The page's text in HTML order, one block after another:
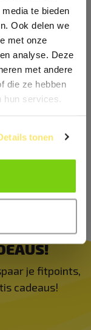
te bieden
Ook delen we
met onze
analyse. Deze
met andere
die ze hebben
services.
tonen
je fitpoints,
cadeaus!